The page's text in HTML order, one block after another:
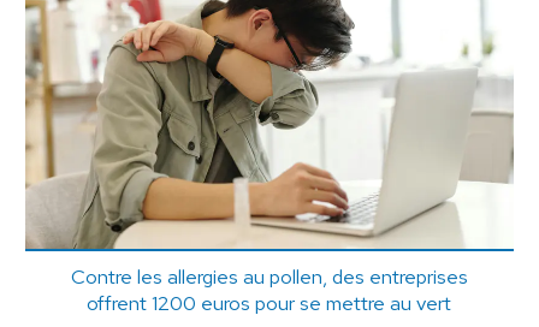
Contre les allergies au pollen, des entreprises
offrent 1200 euros pour se mettre au vert